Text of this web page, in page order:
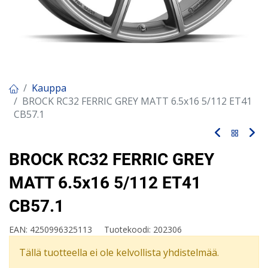
Kauppa
BROCK RC32 FERRIC GREY MATT 6.5x16 5/112 ET41
CB57.1
BROCK RC32 FERRIC GREY
MATT 6.5x16 5/112 ET41
CB57.1
EAN: 4250996325113 Tuotekoodi: 202306
Tällä tuotteella ei ole kelvollista yhdistelmää.